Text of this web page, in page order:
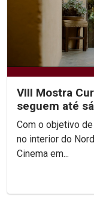
VIII Mostra
seguem até
Com o objetivo
no interior do
Cinema em...